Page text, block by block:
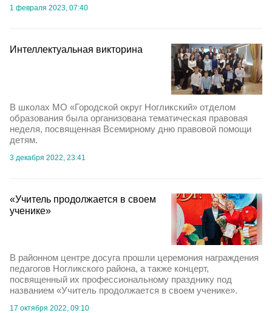
1 февраля 2023, 07:40
Интеллектуальная викторина
В школах МО «Городской округ Ногликский» отделом
образования была организована тематическая правовая
неделя, посвященная Всемирному дню правовой помощи
детям.
3 декабря 2022, 23:41
«Учитель продолжается в своем
ученике»
В районном центре досуга прошли церемония награждения
педагогов Ногликского района, а также концерт,
посвященный их профессиональному празднику под
названием «Учитель продолжается в своем ученике».
17 октября 2022, 09:10